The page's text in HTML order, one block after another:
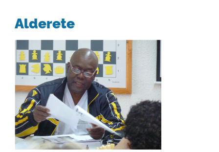
Alderete